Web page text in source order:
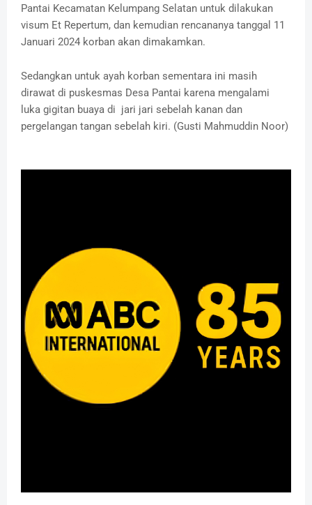
Pantai Kecamatan Kelumpang Selatan untuk dilakukan
visum Et Repertum, dan kemudian rencananya tanggal 11
Januari 2024 korban akan dimakamkan.
Sedangkan untuk ayah korban sementara ini masih
dirawat di puskesmas Desa Pantai karena mengalami
luka gigitan buaya di jari jari sebelah kanan dan
pergelangan tangan sebelah kiri. (Gusti Mahmuddin Noor)